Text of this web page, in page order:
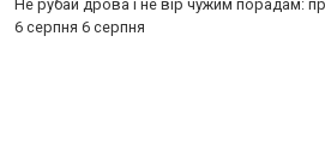
Не рубай дрова і не вір чужим порадам:
6 серпня 6 серпня